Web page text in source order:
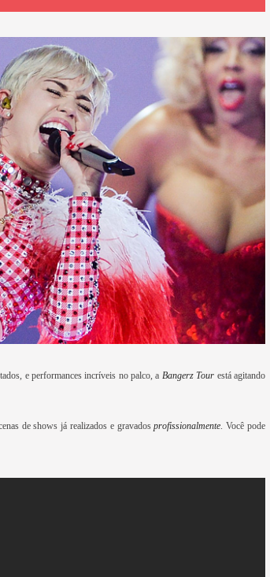
e performances incríveis no palco, a Bangerz Tour está agitando
de shows já realizados e gravadosprofissionalmente . Você pode